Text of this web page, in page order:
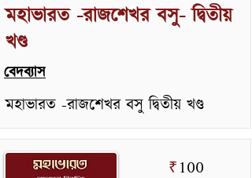
মহাভারত -রাজশেখর বসু- দ্বিতীয়
খণ্ড
বেদব্যাস
মহাভারত -রাজশেখর বসু দ্বিতীয় খণ্ড
₹100